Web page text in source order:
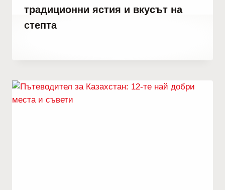
традиционни ястия и вкусът на
степта